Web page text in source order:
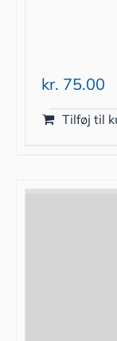
kr. 75.00
Tilføj til